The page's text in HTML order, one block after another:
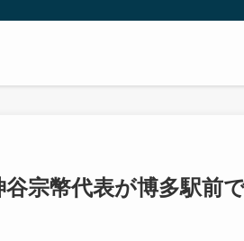
谷宗幣代表が博多駅前